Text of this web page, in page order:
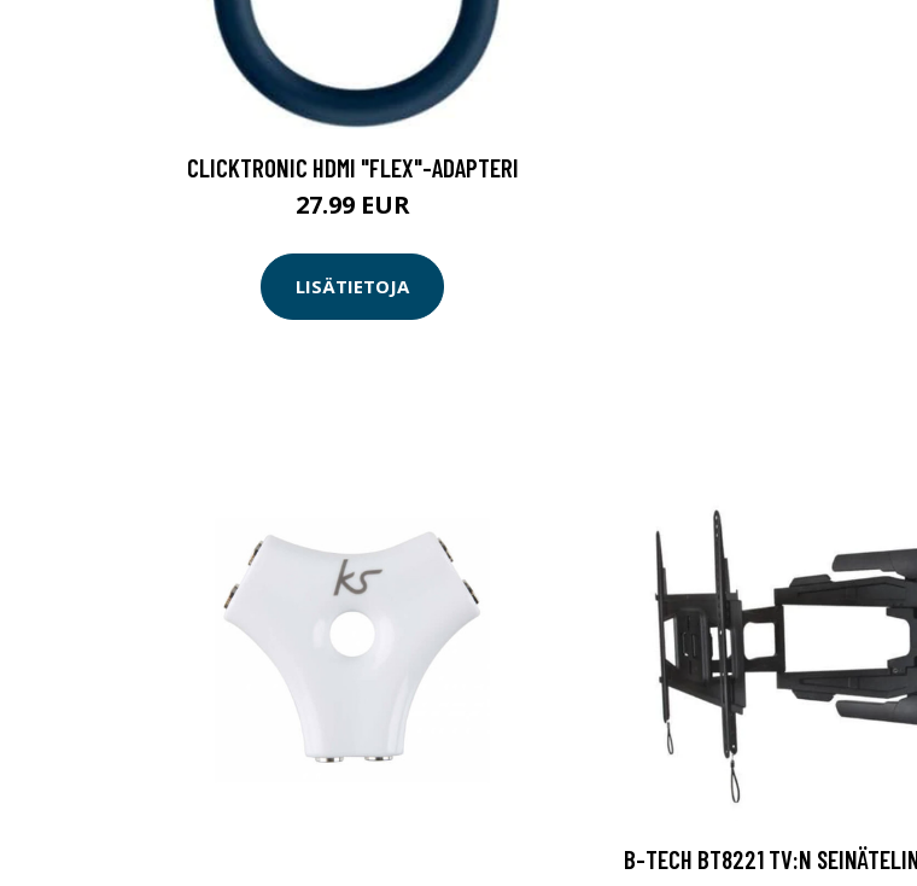
CLICKTRONIC HDMI "FLEX"-ADAPTERI
27.99 EUR
LISÄTIETOJA
B-TECH BT8221 TV:N